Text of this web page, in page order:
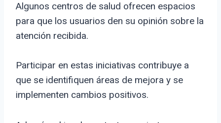
Algunos centros de salud ofrecen espacios
para que los usuarios den su opinión sobre la
atención recibida.
Participar en estas iniciativas contribuye a
que se identifiquen áreas de mejora y se
implementen cambios positivos.